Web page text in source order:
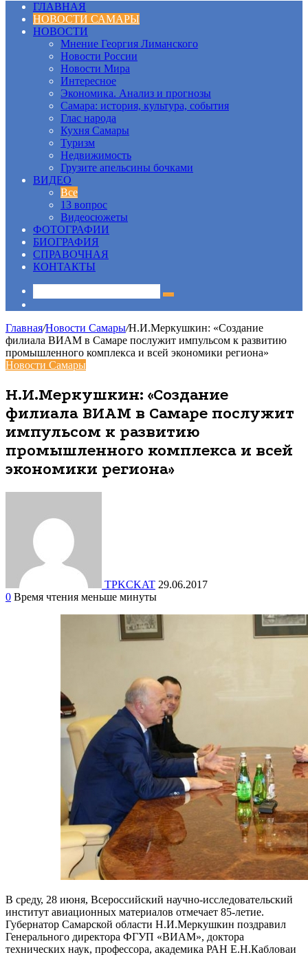
ГЛАВНАЯ
НОВОСТИ САМАРЫ
НОВОСТИ
Мнение Георгия Лиманского
Новости России
Новости Мира
Интересное
Экономика. Анализ и прогнозы
Самара: история, культура, события
Глас народа
Кухня Самары
Туризм
Недвижимость
Грузите апельсины бочками
ВИДЕО
Все
13 вопрос
Видеосюжеты
ФОТОГРАФИИ
БИОГРАФИЯ
СПРАВОЧНАЯ
КОНТАКТЫ
Главная/Новости Самары/Н.И.Меркушкин: «Создание
филиала ВИАМ в Самаре послужит импульсом к развитию
промышленного комплекса и всей экономики региона»
Новости Самары
Н.И.Меркушкин: «Создание
филиала ВИАМ в Самаре послужит
импульсом к развитию
промышленного комплекса и всей
экономики региона»
TPKCKAT 29.06.2017
0 Время чтения меньше минуты
В среду, 28 июня, Всероссийский научно-исследовательский
институт авиационных материалов отмечает 85-летие.
Губернатор Самарской области Н.И.Меркушкин поздравил
Генерального директора ФГУП «ВИАМ», доктора
технических наук, профессора, академика РАН Е.Н.Кабловаи